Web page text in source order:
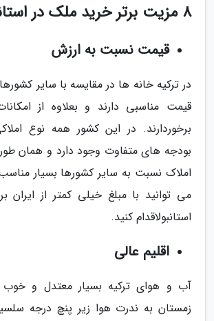
8 مزیت برتر خرید ملک در استانبول
قیمت نسبت به ارزش
در ترکیه خانه ها در مقایسه با سایر
قیمت مناسبی دارند و بعلاوه از
برخوردارند. در این کشور همه نوع
بودجه های متفاوت وجود دارد و همان
املاک نسبت به سایر کشورها بسیار
می توانید با مبلغ خیلی کمتر از ایران
استانبولاقدام کنید.
اقلیم عالی
آب و هوای ترکیه بسیار معتدل و
زمستان به ندرت هوا زیر پنچ درجه